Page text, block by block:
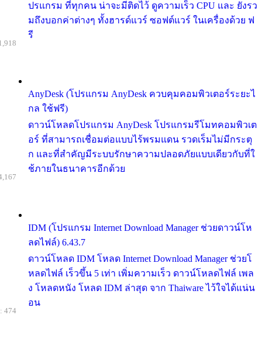
ปรแกรม ที่ทุกคน น่าจะมีติดไว้ ดูความเร็ว CPU และ ยังรว
มถึงบอกค่าต่างๆ ทั้งฮารด์แวร์ ซอฟต์แวร์ ในเครื่องด้วย ฟ
รี
AnyDesk (โปรแกรม AnyDesk ควบคุมคอมพิวเตอร์ระยะไ
กล ใช้ฟรี)
ดาวน์โหลดโปรแกรม AnyDesk โปรแกรมรีโมทคอมพิวเต
อร์ ที่สามารถเชื่อมต่อแบบไร้พรมแดน รวดเร็มไม่มีกระตุ
ก และที่สำคัญมีระบบรักษาความปลอดภัยแบบเดียวกับที่ใ
ช้ภายในธนาคารอีกด้วย
IDM (โปรแกรม Internet Download Manager ช่วยดาวน์โห
ลดไฟล์) 6.43.7
ดาวน์โหลด IDM โหลด Internet Download Manager ช่วยโ
หลดไฟล์ เร็วขึ้น 5 เท่า เพิ่มความเร็ว ดาวน์โหลดไฟล์ เพล
ง โหลดหนัง โหลด IDM ล่าสุด จาก Thaiware ไว้ใจได้แน่น
อน
474